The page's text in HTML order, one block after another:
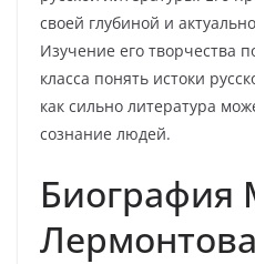
своей глубиной и
Изучение его творчества
класса понять истоки
как сильно литература
сознание людей.
Лермонтова